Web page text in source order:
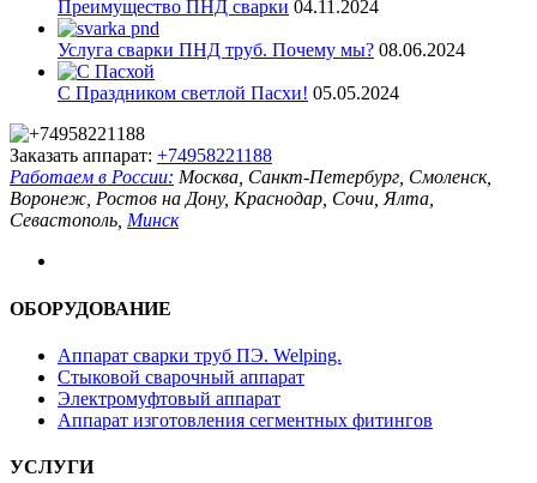
Преимущество ПНД сварки 04.11.2024
Услуга сварки ПНД труб. Почему мы? 08.06.2024
С Праздником светлой Пасхи! 05.05.2024
Заказать аппарат: +74958221188
Работаем в России: Москва, Санкт-Петербург, Смоленск,
Воронеж, Ростов на Дону, Краснодар, Сочи, Ялта,
Севастополь, Минск
ОБОРУДОВАНИЕ
Аппарат сварки труб ПЭ. Welping.
Стыковой сварочный аппарат
Электромуфтовый аппарат
Аппарат изготовления сегментных фитингов
УСЛУГИ